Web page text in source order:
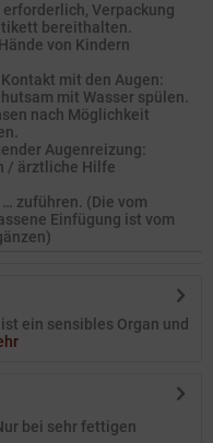
Verpackung
bereithalten.
von Kindern
mit den Augen:
mit Wasser spülen.
nach Möglichkeit
Augenreizung:
/ ärztliche Hilfe
zuführen. (Die vom
Einfügung ist vom
ein sensibles Organ und
bei sehr fettigen